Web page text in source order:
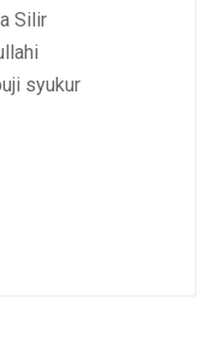
Silir
syukur